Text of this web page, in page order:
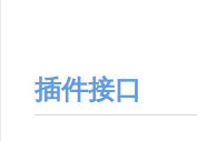
插件接口